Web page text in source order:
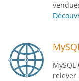
relever